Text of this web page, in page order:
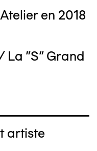
en 2018
La "S" Grand
artiste